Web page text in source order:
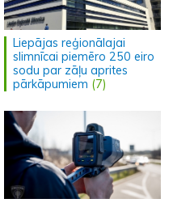
Liepājas reģionālajai
slimnīcai piemēro 250 eiro
sodu par zāļu aprites
pārkāpumiem (7)